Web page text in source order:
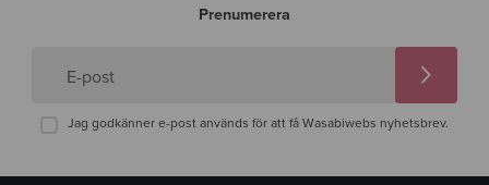
Prenumerera
E-post
Jag godkänner e-post används för att få Wasabiwebs nyhetsbrev.